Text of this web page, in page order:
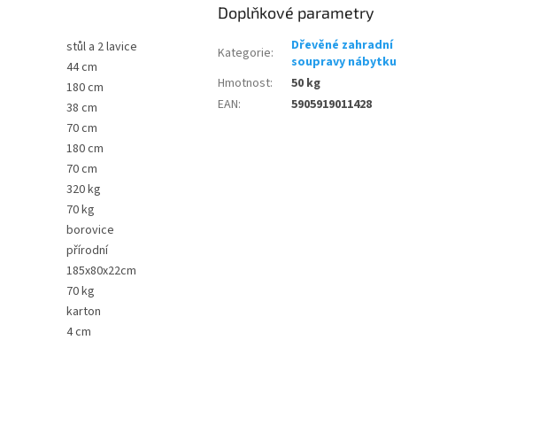
stůl a 2 lavice
44 cm
180 cm
38 cm
70 cm
180 cm
70 cm
320 kg
70 kg
borovice
přírodní
185x80x22cm
70 kg
karton
4 cm
Doplňkové parametry
Kategorie:
Dřevěné zahradní
soupravy nábytku
Hmotnost:
50 kg
EAN: 5905919011428